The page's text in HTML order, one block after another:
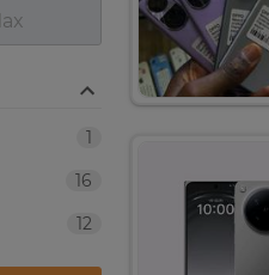
1
16
12